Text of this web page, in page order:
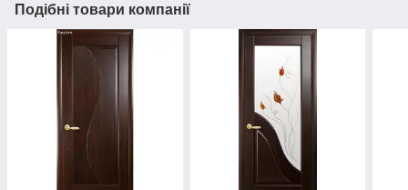
Подібні товари компанії